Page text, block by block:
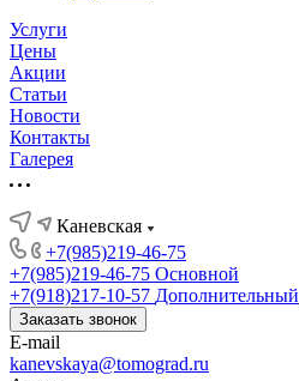
Услуги
Цены
Акции
Статьи
Новости
Контакты
Галерея
Каневская
+7(985)219-46-75
+7(985)219-46-75 Основной
+7(918)217-10-57 Дополнительный
Заказать звонок
E-mail
kanevskaya@tomograd.ru